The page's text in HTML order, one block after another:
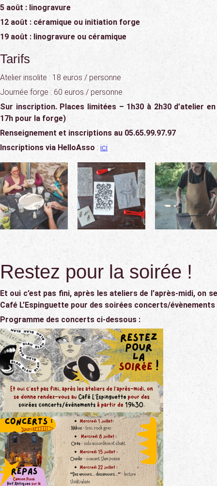
5 août : linogravure
12 août : céramique ou initiation forge
19 août : linogravure ou céramique
Tarifs
Atelier insolite : 18 euros / personne
Journée forge : 60 euros / personne
Sur inscription. Places limitées – 1h30 à 2h30 d’atelier
17h pour la forge)
Renseignement et inscriptions au 05.65.99.97.97
Inscriptions via HelloAsso : ici
Restez pour la soirée !
Et oui c’est pas fini, après les ateliers de l’après-midi, on
Café L’Espinguette pour des soirées concerts/
Programme des concerts ci-dessous :